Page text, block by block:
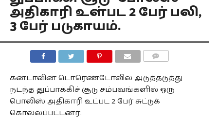
அதிகாரி உள்பட 2 பேர் பலி,
3 பேர் படுகாயம்.
கனடாவின் டொரெண்டோவில் அடுத்தடுத்து
நடந்த துப்பாக்கிச் சூடு சம்பவங்களில் ஒரு
பொலிஸ் அதிகாரி உட்பட 2 பேர் சுட்டுக்
கொல்லப்பட்டனர்.